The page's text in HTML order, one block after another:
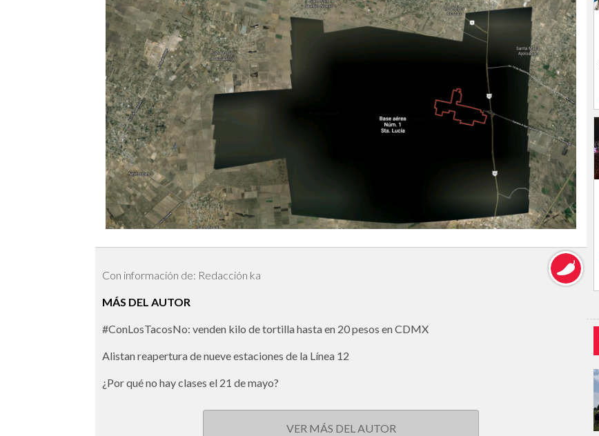
Con información de: Redacción ka
MÁS DEL AUTOR
#ConLosTacosNo: venden kilo de tortilla hasta en 20 pesos en CDMX
Alistan reapertura de nueve estaciones de la Línea 12
¿Por qué no hay clases el 21 de mayo?
VER MÁS DEL AUTOR